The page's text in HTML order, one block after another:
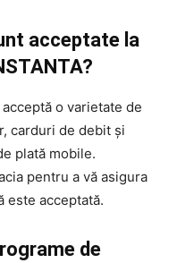
acceptate la
acceptă o varietate de
carduri de debit și
plată mobile.
pentru a vă asigura
este acceptată.
de